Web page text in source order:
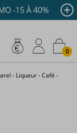
Livraison offerte
-15 À 40%
0
- Liqueur - Café -